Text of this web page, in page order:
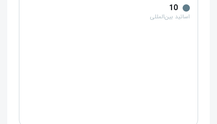
10
اساتید بین‌المللی